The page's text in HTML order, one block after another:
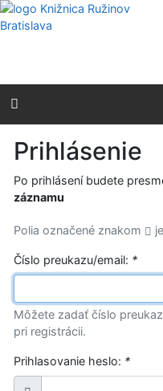
Prejsť na obsah
Prejsť na menu
Prehlásenie o webovej
Prihlásenie
Po prihlásení budete
záznamu
Polia označené znakom
Číslo preukazu/email: *
Môžete zadať číslo
pri registrácii.
Prihlasovanie heslo: *